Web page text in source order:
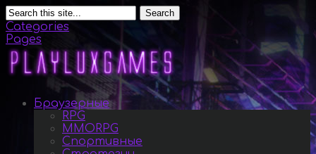
Search
Categories
Pages
Браузерные
RPG
MMORPG
Спортивные